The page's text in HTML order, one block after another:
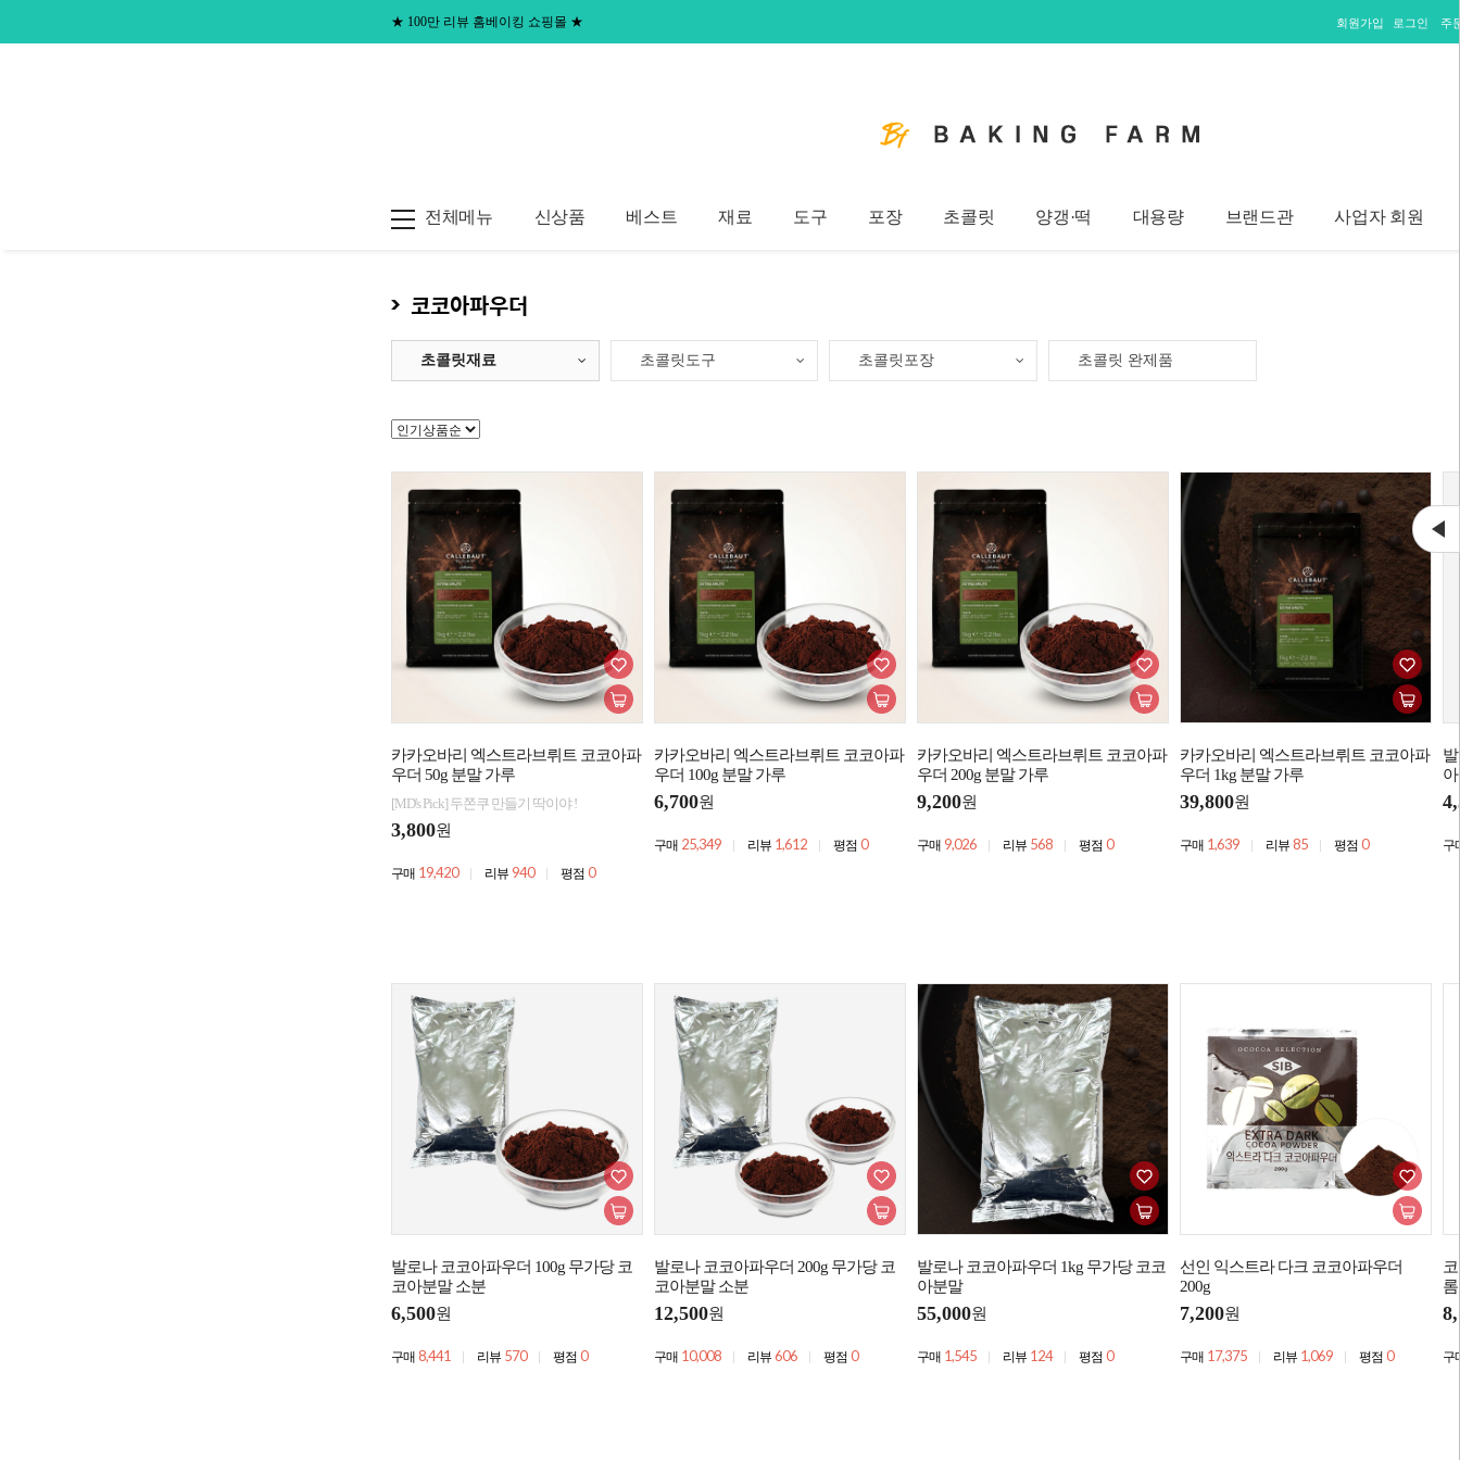
★ 100만 리뷰 홈베이킹 쇼핑몰 ★ 회원가입 로그인 주
전체메뉴 신상품 베스트 재료 도구 포장 초콜릿 양갱·떡 대용량 브랜드관 사업자 회원
코코아파우더
초콜릿재료 초콜릿도구 초콜릿포장 초콜릿 완제품
카카오바리 엑스트라브뤼트 코코아파
우더 50g 분말 가루
[MD's Pick] 두쫀쿠 만들기 딱이야 !
3,800원
구매 19,420 리뷰 940 평점 0
카카오바리 엑스트라브뤼트 코코아파
우더 100g 분말 가루
6,700원
구매 25,349 리뷰 1,612 평점 0
카카오바리 엑스트라브뤼트 코코아파
우더 200g 분말 가루
9,200원
구매 9,026 리뷰 568 평점 0
카카오바리 엑스트라브뤼트 코코아파
우더 1kg 분말 가루
39,800원
구매 1,639 리뷰 85 평점 0 구
발로나 코코아파우더 100g 무가당 코
코아분말 소분
6,500원
구매 8,441 리뷰 570 평점 0
발로나 코코아파우더 200g 무가당 코
코아분말 소분
12,500원
구매 10,008 리뷰 606 평점 0
발로나 코코아파우더 1kg 무가당 코코
아분말
55,000원
구매 1,545 리뷰 124 평점 0
선인 익스트라 다크 코코아파우더
200g
7,200원
구매 17,375 리뷰 1,069 평점 0
롬
구